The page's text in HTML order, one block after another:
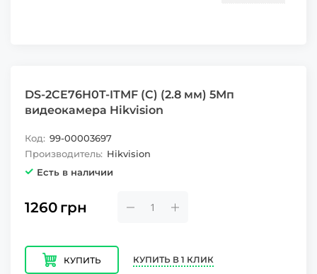
DS-2CE76H0T-ITMF (C) (2.8 мм) 5Мп
видеокамера Hikvision
Код: 99-00003697
Производитель: Hikvision
Есть в наличии
1260 грн
КУПИТЬ КУПИТЬ В 1 КЛИК